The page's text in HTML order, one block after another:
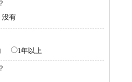
没有
1年以上